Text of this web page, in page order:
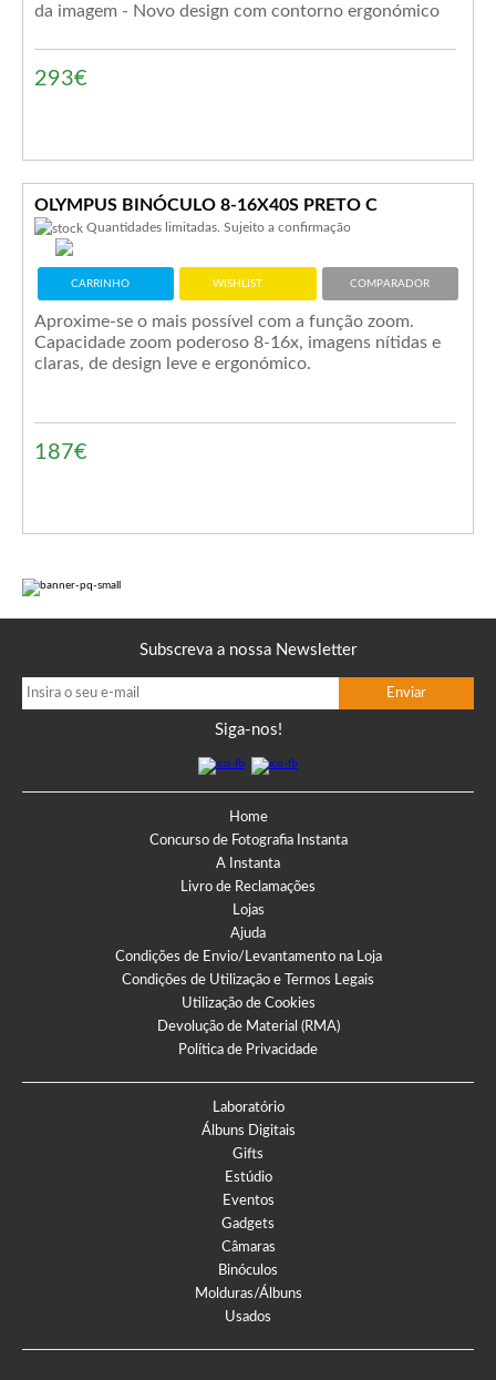
da imagem - Novo design com contorno ergonómico
293€
OLYMPUS BINÓCULO 8-16X40S PRETO C
Quantidades limitadas. Sujeito a confirmação
CARRINHO WISHLIST COMPARADOR
Aproxime-se o mais possível com a função zoom.
Capacidade zoom poderoso 8-16x, imagens nítidas e
claras, de design leve e ergonómico.
187€
Subscreva a nossa Newsletter
Siga-nos!
Home
Concurso de Fotografia Instanta
A Instanta
Livro de Reclamações
Lojas
Ajuda
Condições de Envio/Levantamento na Loja
Condições de Utilização e Termos Legais
Utilização de Cookies
Devolução de Material (RMA)
Política de Privacidade
Laboratório
Álbuns Digitais
Gifts
Estúdio
Eventos
Gadgets
Câmaras
Binóculos
Molduras/Álbuns
Usados